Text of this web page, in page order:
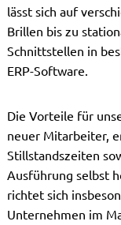
lässt sich auf
Brillen bis zu
Schnittstellen in
ERP-Software.
Die Vorteile für
neuer Mitarbeiter,
Stillstandszeiten
Ausführung selbst
richtet sich
Unternehmen im